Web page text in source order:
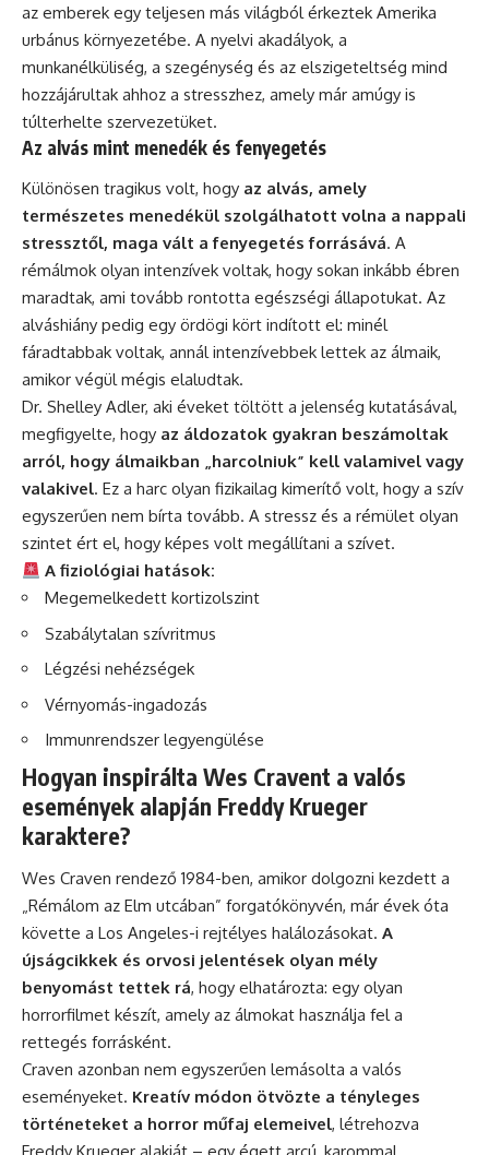
az emberek egy teljesen más világból érkeztek Amerika
urbánus környezetébe. A nyelvi akadályok, a
munkanélküliség, a szegénység és az elszigeteltség mind
hozzájárultak ahhoz a stresszhez, amely már amúgy is
túlterhelte szervezetüket.
Az alvás mint menedék és fenyegetés
Különösen tragikus volt, hogy az alvás, amely
természetes menedékül szolgálhatott volna a nappali
stressztől, maga vált a fenyegetés forrásává. A
rémálmok olyan intenzívek voltak, hogy sokan inkább ébren
maradtak, ami tovább rontotta egészségi állapotukat. Az
alváshiány pedig egy ördögi kört indított el: minél
fáradtabbak voltak, annál intenzívebbek lettek az álmaik,
amikor végül mégis elaludtak.
Dr. Shelley Adler, aki éveket töltött a jelenség kutatásával,
megfigyelte, hogy az áldozatok gyakran beszámoltak
arról, hogy álmaikban „harcolniuk” kell valamivel vagy
valakivel. Ez a harc olyan fizikailag kimerítő volt, hogy a szív
egyszerűen nem bírta tovább. A stressz és a rémület olyan
szintet ért el, hogy képes volt megállítani a szívet.
A fiziológiai hatások:
Megemelkedett kortizolszint
Szabálytalan szívritmus
Légzési nehézségek
Vérnyomás-ingadozás
Immunrendszer legyengülése
Hogyan inspirálta Wes Cravent a valós
események alapján Freddy Krueger
karaktere?
Wes Craven rendező 1984-ben, amikor dolgozni kezdett a
„Rémálom az Elm utcában” forgatókönyvén, már évek óta
követte a Los Angeles-i rejtélyes halálozásokat. A
újságcikkek és orvosi jelentések olyan mély
benyomást tettek rá, hogy elhatározta: egy olyan
horrorfilmet készít, amely az álmokat használja fel a
rettegés forrásként.
Craven azonban nem egyszerűen lemásolta a valós
eseményeket. Kreatív módon ötvözte a tényleges
történeteket a horror műfaj elemeivel, létrehozva